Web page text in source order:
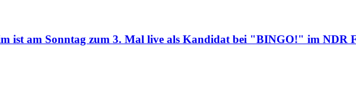
ist am Sonntag zum 3. Mal live als Kandidat bei "BINGO!" im NDR